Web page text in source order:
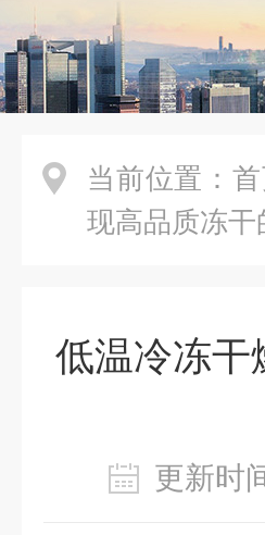
当前位置：
现高品质冻干
低温冷冻干
更新